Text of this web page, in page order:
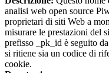
analisi web open source
proprietari di siti Web a
misurare le prestazioni del
prefisso _pk_id è seguito
si ritiene sia un codice di
cookie.